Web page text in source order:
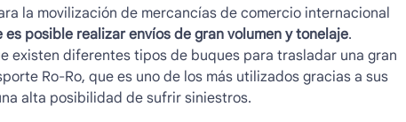
la movilización de mercancías de comercio internacional
posible realizar envíos de gran volumen y tonelaje.
existen diferentes tipos de buques para trasladar una gran
Ro-Ro, que es uno de los más utilizados gracias a sus
alta posibilidad de sufrir siniestros.